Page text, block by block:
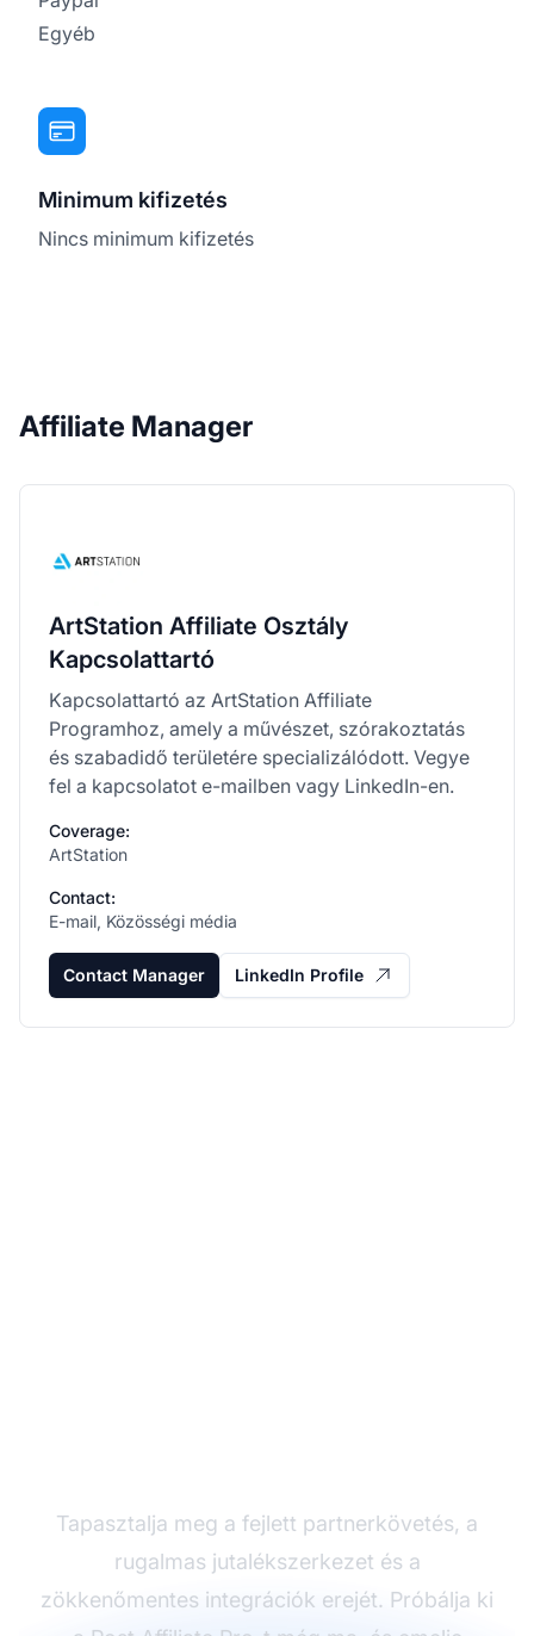
Egyéb
Minimum kifizetés
Nincs minimum kifizetés
Affiliate Manager
ArtStation Affiliate Osztály
Kapcsolattartó
Kapcsolattartó az ArtStation Affiliate
Programhoz, amely a művészet, szórakoztatás
és szabadidő területére specializálódott. Vegye
fel a kapcsolatot e-mailben vagy LinkedIn-en.
Coverage:
ArtStation
Contact:
E-mail, Közösségi média
Contact Manager LinkedIn Profile
Tapasztalja meg a fejlett partnerkövetés, a
rugalmas jutalékszerkezet és a
zökkenőmentes integrációk erejét. Próbálja ki